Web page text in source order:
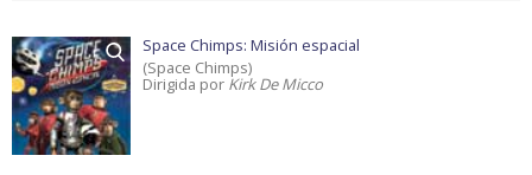
Space Chimps: Misión espacial
(Space Chimps)
Dirigida por Kirk De Micco